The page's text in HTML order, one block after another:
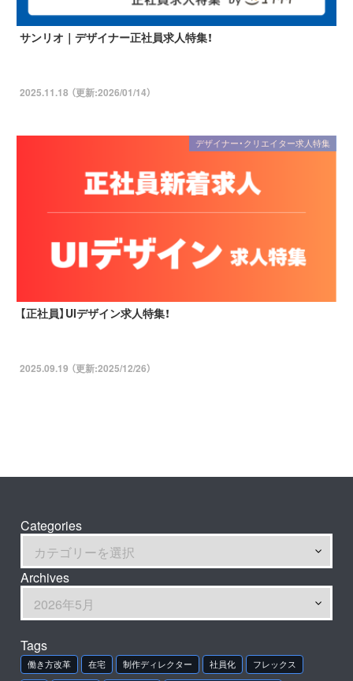
サンリオ｜デザイナー正社員求人特集！
2025.11.18 （更新:2026/01/14）
【正社員】UIデザイン求人特集！
2025.09.19 （更新:2025/12/26）
デザイナー・クリエイター求人特集
Categories
Archives
Tags
働き方改革 在宅 制作ディレクター 社員化
フレックス